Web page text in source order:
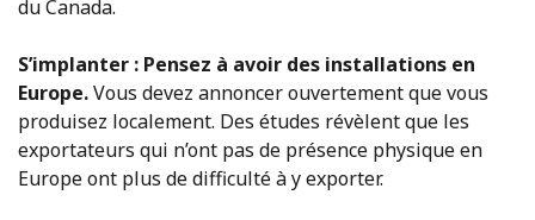
du Canada.
S’implanter : Pensez à avoir des installations en
Europe.Vous devez annoncer ouvertement que vous
produisez localement. Des études révèlent que les
exportateurs qui n’ont pas de présence physique en
Europe ont plus de difficulté à y exporter.